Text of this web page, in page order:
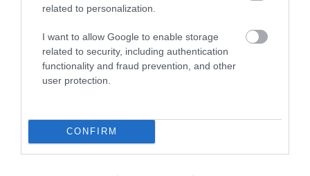
related to personalization.
I want to allow Google to enable storage
related to security, including authentication
functionality and fraud prevention, and other
user protection.
CONFIRM
αρχαίοι θεωρούσαν σύμβολο
ευτυχίας